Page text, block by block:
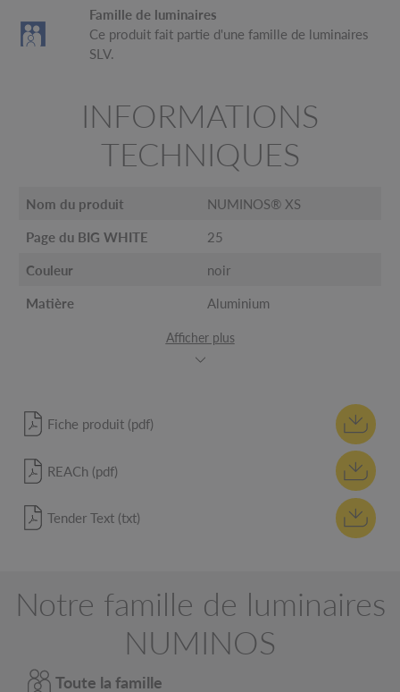
Famille de luminaires
Ce produit fait partie d'une famille de luminaires
SLV.
INFORMATIONS
TECHNIQUES
Nom du produit NUMINOS® XS
Page du BIG WHITE 25
Couleur noir
Matière Aluminium
Afficher plus
Fiche produit (pdf)
REACh (pdf)
Tender Text (txt)
Notre famille de luminaires
NUMINOS
Toute la famille